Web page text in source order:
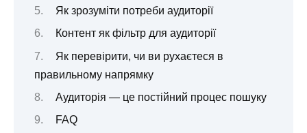
Як зрозуміти потреби аудиторії
Контент як фільтр для аудиторії
Як перевірити, чи ви рухаєтеся в
правильному напрямку
Аудиторія — це постійний процес пошуку
FAQ